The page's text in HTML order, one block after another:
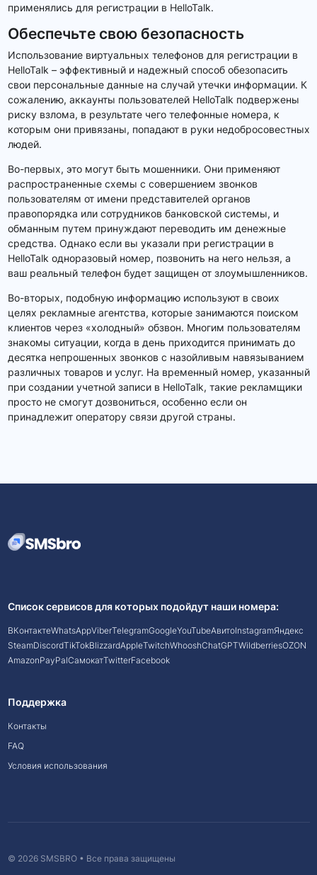
применялись для регистрации в HelloTalk.
Обеспечьте свою безопасность
Использование виртуальных телефонов для регистрации в
HelloTalk – эффективный и надежный способ обезопасить
свои персональные данные на случай утечки информации. К
сожалению, аккаунты пользователей HelloTalk подвержены
риску взлома, в результате чего телефонные номера, к
которым они привязаны, попадают в руки недобросовестных
людей.
Во-первых, это могут быть мошенники. Они применяют
распространенные схемы с совершением звонков
пользователям от имени представителей органов
правопорядка или сотрудников банковской системы, и
обманным путем принуждают переводить им денежные
средства. Однако если вы указали при регистрации в
HelloTalk одноразовый номер, позвонить на него нельзя, а
ваш реальный телефон будет защищен от злоумышленников.
Во-вторых, подобную информацию используют в своих
целях рекламные агентства, которые занимаются поиском
клиентов через «холодный» обзвон. Многим пользователям
знакомы ситуации, когда в день приходится принимать до
десятка непрошенных звонков с назойливым навязыванием
различных товаров и услуг. На временный номер, указанный
при создании учетной записи в HelloTalk, такие рекламщики
просто не смогут дозвониться, особенно если он
принадлежит оператору связи другой страны.
Список сервисов для которых подойдут наши номера:
ВКонтактеWhatsAppViberTelegramGoogleYouTubeАвитоInstagramЯндекс
SteamDiscordTikTokBlizzardAppleTwitchWhooshChatGPTWildberriesOZON
AmazonPayPalСамокатTwitterFacebook
Поддержка
Контакты
FAQ
Условия использования
© 2026 SMSBRO • Все права защищены